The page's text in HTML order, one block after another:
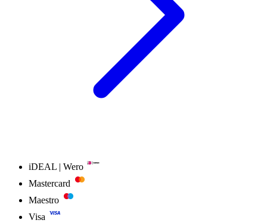
iDEAL | Wero
Mastercard
Maestro
Visa